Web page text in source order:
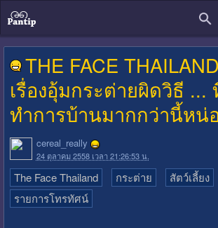
THE FACE
เรื่องอุ้มกระต่ายผิดวิธี ...
ทำการบ้านมากกว่านี้หน่
cereal_really
24 ตุลาคม 2558 เวลา 21:26:53 น.
The Face Thailand กระต่าย สัตว์เลี้ยง
รายการโทรทัศน์